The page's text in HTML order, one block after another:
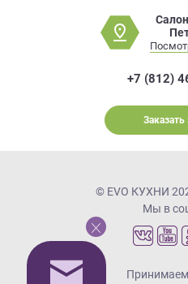
+7 (812)
Заказать
© EVO КУХНИ
Мы в